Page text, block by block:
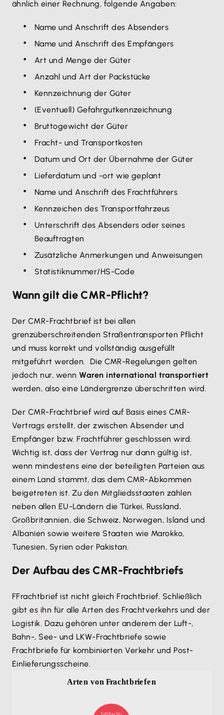
ähnlich einer Rechnung, folgende Angaben:
Name und Anschrift des Absenders
Name und Anschrift des Empfängers
Art und Menge der Güter
Anzahl und Art der Packstücke
Kennzeichnung der Güter
(Eventuell) Gefahrgutkennzeichnung
Bruttogewicht der Güter
Fracht- und Transportkosten
Datum und Ort der Übernahme der Güter
Lieferdatum und -ort wie geplant
Name und Anschrift des Frachtführers
Kennzeichen des Transportfahrzeus
Unterschrift des Absenders oder seines
Beauftragten
Zusätzliche Anmerkungen und Anweisungen
Statistiknummer/HS-Code
Wann gilt die CMR-Pflicht?
Der CMR-Frachtbrief ist bei allen
grenzüberschreitenden Straßentransporten Pflicht
und muss korrekt und vollständig ausgefüllt
mitgeführt werden. Die CMR-Regelungen gelten
jedoch nur, wennWaren international transportiert
werden, also eine Ländergrenze überschritten wird.
Der CMR-Frachtbrief wird auf Basis eines CMR-
Vertrags erstellt, der zwischen Absender und
Empfänger bzw. Frachtführer geschlossen wird.
Wichtig ist, dass der Vertrag nur dann gültig ist,
wenn mindestens eine der beteiligten Parteien aus
einem Land stammt, das dem CMR-Abkommen
beigetreten ist. Zu den Mitgliedsstaaten zählen
neben allen EU-Ländern die Türkei, Russland,
Großbritannien, die Schweiz, Norwegen, Island und
Albanien sowie weitere Staaten wie Marokko,
Tunesien, Syrien oder Pakistan.
Der Aufbau des CMR-Frachtbriefs
FFrachtbrief ist nicht gleich Frachtbrief. Schließlich
gibt es ihn für alle Arten des Frachtverkehrs und der
Logistik. Dazu gehören unter anderem der Luft-,
Bahn-, See- und LKW-Frachtbriefe sowie
Frachtbriefe für kombinierten Verkehr und Post-
Einlieferungsscheine.